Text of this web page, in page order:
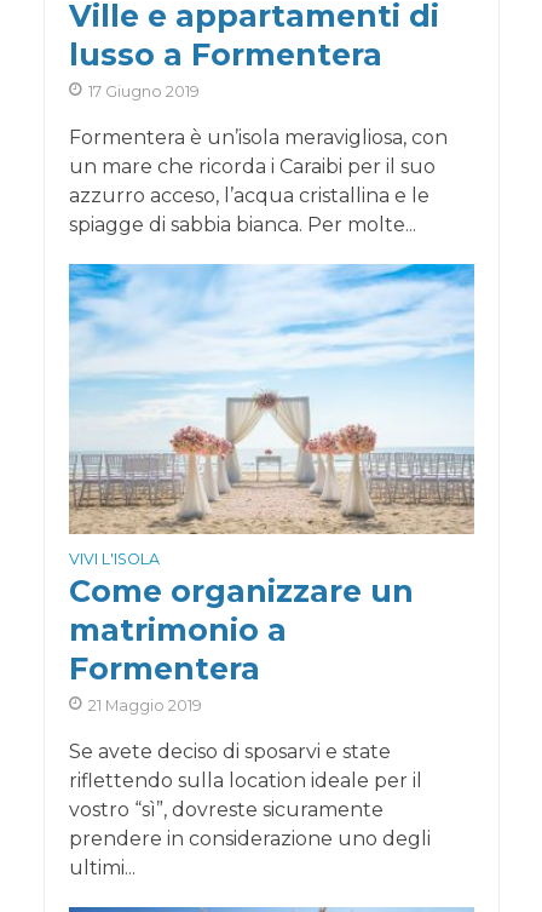
Ville e appartamenti di
lusso a Formentera
17 Giugno 2019
Formentera è un’isola meravigliosa, con
un mare che ricorda i Caraibi per il suo
azzurro acceso, l’acqua cristallina e le
spiagge di sabbia bianca. Per molte...
VIVI L'ISOLA
Come organizzare un
matrimonio a
Formentera
21 Maggio 2019
Se avete deciso di sposarvi e state
riflettendo sulla location ideale per il
vostro “sì”, dovreste sicuramente
prendere in considerazione uno degli
ultimi...